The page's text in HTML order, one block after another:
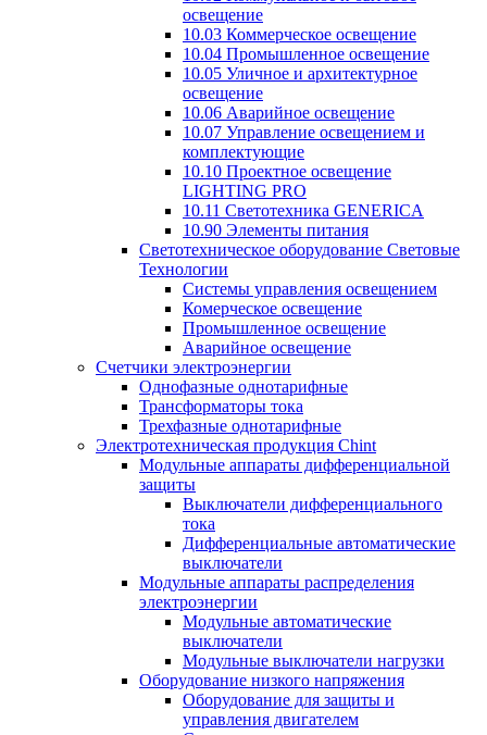
освещение
10.03 Коммерческое освещение
10.04 Промышленное освещение
10.05 Уличное и архитектурное
освещение
10.06 Аварийное освещение
10.07 Управление освещением и
комплектующие
10.10 Проектное освещение
LIGHTING PRO
10.11 Светотехника GENERICA
10.90 Элементы питания
Светотехническое оборудование Световые
Технологии
Системы управления освещением
Комерческое освещение
Промышленное освещение
Аварийное освещение
Счетчики электроэнергии
Однофазные однотарифные
Трансформаторы тока
Трехфазные однотарифные
Электротехническая продукция Chint
Модульные аппараты дифференциальной
защиты
Выключатели дифференциального
тока
Дифференциальные автоматические
выключатели
Модульные аппараты распределения
электроэнергии
Модульные автоматические
выключатели
Модульные выключатели нагрузки
Оборудование низкого напряжения
Оборудование для защиты и
управления двигателем